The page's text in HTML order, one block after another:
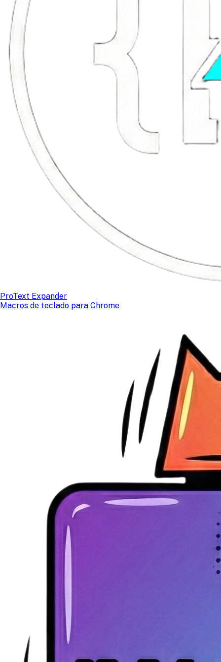
ProText Expander
Macros de teclado para Chrome